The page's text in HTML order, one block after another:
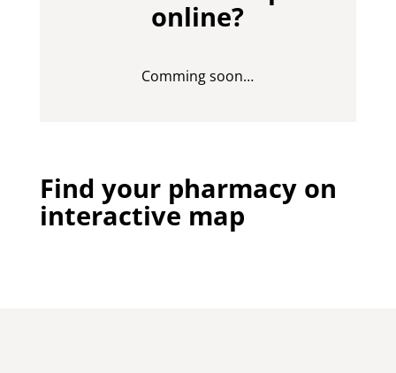
online?
Comming soon…
Find your pharmacy on
interactive map